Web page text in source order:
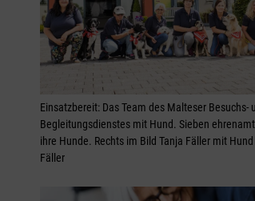
Einsatzbereit: Das Team des Malteser Besuchs-
Begleitungsdienstes mit Hund. Sieben
ihre Hunde. Rechts im Bild Tanja Fäller mit
Fäller